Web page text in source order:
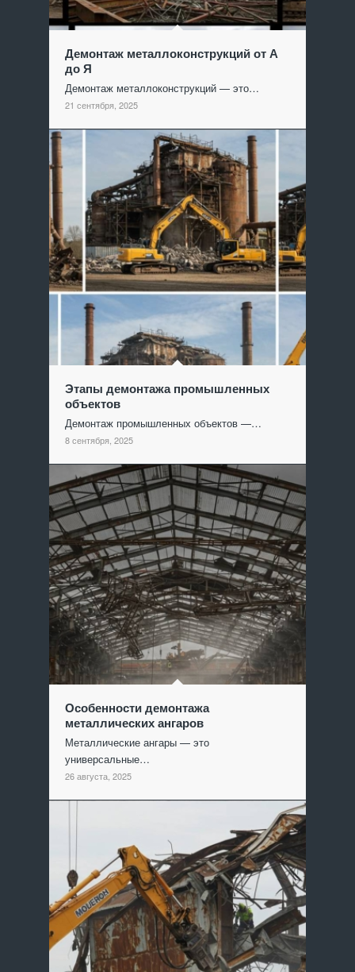
Демонтаж металлоконструкций от А
до Я
Демонтаж металлоконструкций — это…
21 сентября, 2025
Этапы демонтажа промышленных
объектов
Демонтаж промышленных объектов —…
8 сентября, 2025
Особенности демонтажа
металлических ангаров
Металлические ангары — это
универсальные…
26 августа, 2025